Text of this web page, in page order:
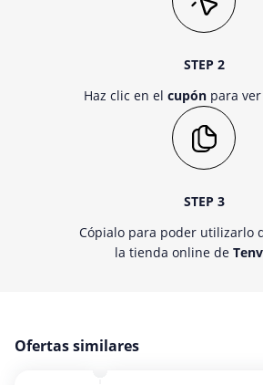
STEP 2
Haz clic en el cupónpara ver
STEP 3
Cópialo para poder utilizarlo
la tienda online de
Ofertas similares